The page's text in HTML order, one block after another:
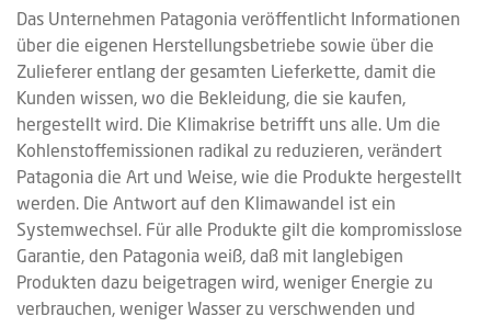
Das Unternehmen Patagonia veröffentlicht Informationen
über die eigenen Herstellungsbetriebe sowie über die
Zulieferer entlang der gesamten Lieferkette, damit die
Kunden wissen, wo die Bekleidung, die sie kaufen,
hergestellt wird. Die Klimakrise betrifft uns alle. Um die
Kohlenstoffemissionen radikal zu reduzieren, verändert
Patagonia die Art und Weise, wie die Produkte hergestellt
werden. Die Antwort auf den Klimawandel ist ein
Systemwechsel. Für alle Produkte gilt die kompromisslose
Garantie, den Patagonia weiß, daß mit langlebigen
Produkten dazu beigetragen wird, weniger Energie zu
verbrauchen, weniger Wasser zu verschwenden und